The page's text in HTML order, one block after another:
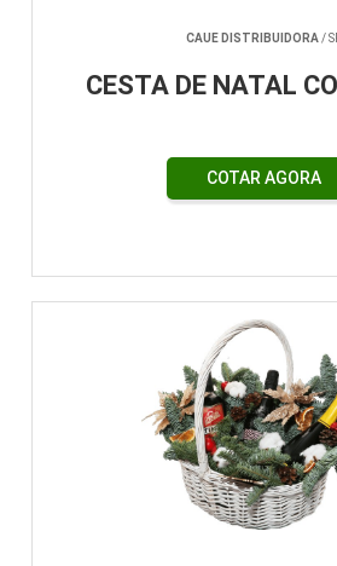
CAUE DISTRIBUIDORA/
CESTA DE NATAL
COTAR AGORA